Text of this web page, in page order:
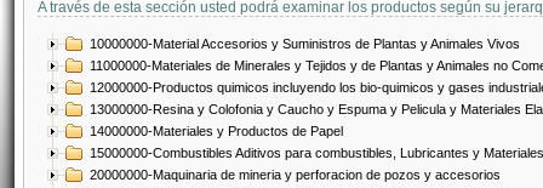
A través de esta sección usted podrá examinar los productos según su
10000000-Material Accesorios y Suministros de Plantas y Animales Vivos
11000000-Materiales de Minerales y Tejidos y de Plantas y Animales no
12000000-Productos quimicos incluyendo los bio-quimicos y gases
13000000-Resina y Colofonia y Caucho y Espuma y Pelicula y Materiales
14000000-Materiales y Productos de Papel
15000000-Combustibles Aditivos para combustibles, Lubricantes y
20000000-Maquinaria de mineria y perforacion de pozos y accesorios